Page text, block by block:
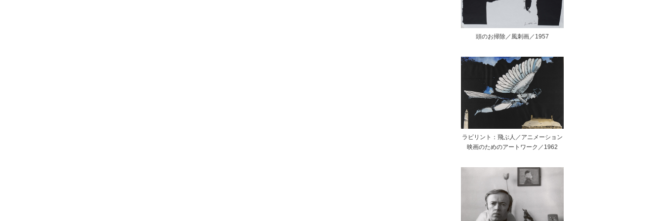
頭のお掃除／風刺画／1957
ラビリント：飛ぶ人／アニメーション
映画のためのアートワーク／1962